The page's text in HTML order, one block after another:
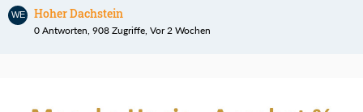
Hoher Dachstein
0 Antworten, 908 Zugriffe, Vor 2 Wochen